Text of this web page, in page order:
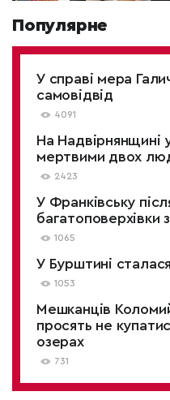
Популярне
У справі мера
самовідвід
4091
На Надвірнянщині
мертвими двох
2423
У Франківську
багатоповерхівки
1065
У Бурштині
1053
Мешканців
просять не
озерах
731